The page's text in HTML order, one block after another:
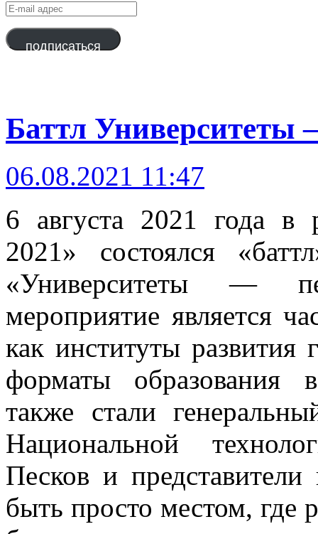
E-
mail
адрес
подписаться
Баттл Университеты
06.08.2021 11:47
6 августа 2021 года в
2021» состоялся
«Университеты —
мероприятие является
как институты
форматы образования
также стали
Национальной
Песков и
быть просто местом, где